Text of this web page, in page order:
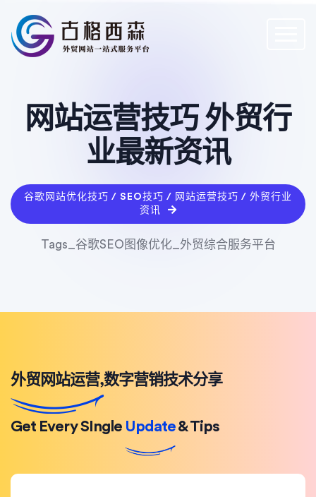
网站运营技巧 外贸行
业最新资讯
谷歌网站优化技巧 / SEO技巧 / 网站运营技巧 / 外贸行业
资讯
Tags_谷歌SEO图像优化_外贸综合服务平台
外贸网站运营,数字营销技术分享
Get Every SIngle Update& Tips